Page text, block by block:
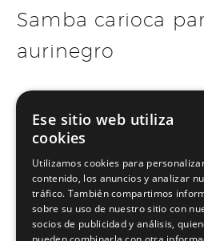
Samba carioca
aurinegro
LEER MÁS
Ese sitio web utiliza
cookies
Utilizamos cookies para
contenido, los anuncios y analizar
tráfico. También compartimos
sobre su uso de nuestro sitio con
socios de publicidad y análisis,